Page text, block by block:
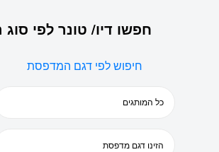
חפשו דיו/ טונר לפי
חיפוש לפי דגם המדפסת